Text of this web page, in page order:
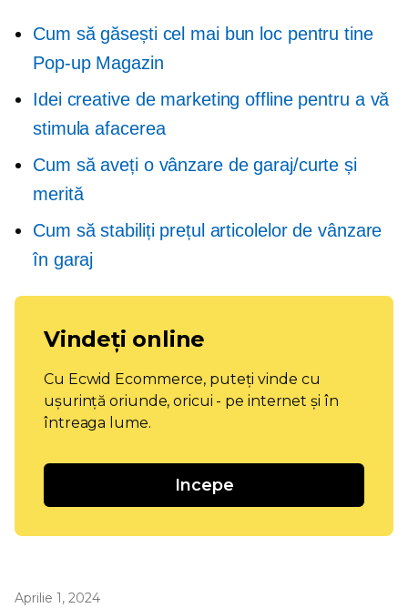
Cum să găsești cel mai bun loc pentru tine
Pop-upMagazin
Idei creative de marketing offline pentru a vă
stimula afacerea
Cum să aveți o vânzare de garaj/curte și
merită
Cum să stabiliți prețul articolelor de vânzare
în garaj
Vindeți online
Cu Ecwid Ecommerce, puteți vinde cu
ușurință oriunde, oricui - pe internet și în
întreaga lume.
Incepe
Aprilie 1, 2024